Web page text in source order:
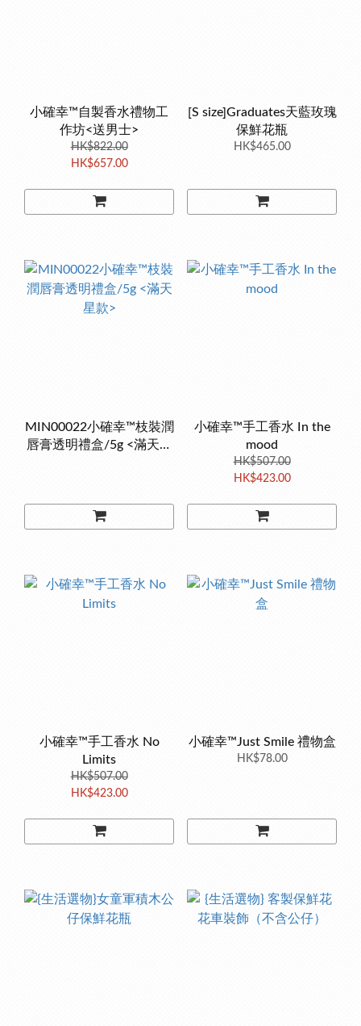
小確幸™自製香水禮物工
作坊<送男士>
HK$822.00
HK$657.00
[S size]Graduates天藍玫瑰
保鮮花瓶
HK$465.00
MIN00022小確幸™枝裝潤
唇膏透明禮盒/5g <滿天星
小確幸™手工香水 In the
mood
HK$507.00
HK$423.00
小確幸™手工香水 No
Limits
HK$507.00
HK$423.00
小確幸™Just Smile 禮物盒
HK$78.00